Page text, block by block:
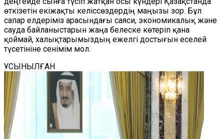
өткізетін екіжақты келіссөздердің маңызы зор. Бұл
сапар елдеріміз арасындағы саяси, экономикалық және
сауда байланыстарын жаңа белеске көтеріп қана
қоймай, халықтарымыздың ежелгі достығын еселей
түсетініне сенімім мол.
ҰСЫНЫЛҒАН